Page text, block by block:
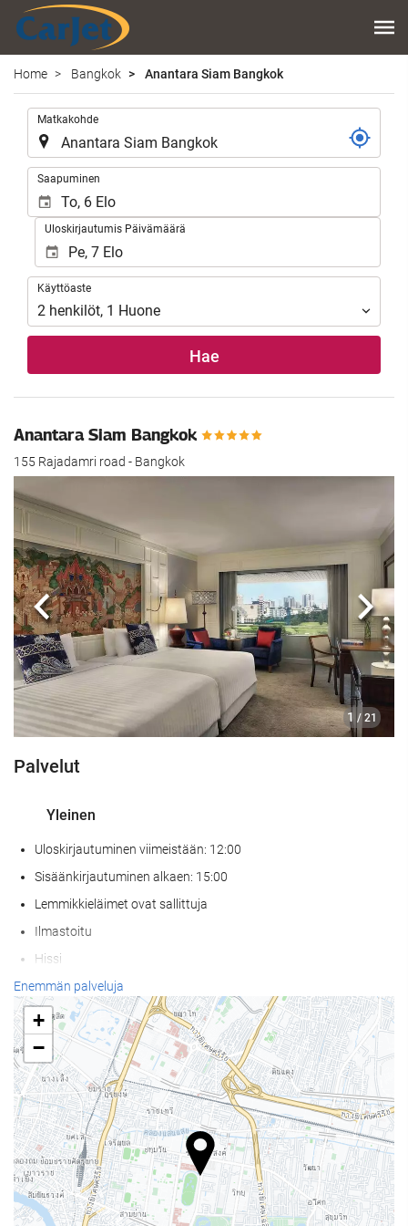
Home Bangkok Anantara Siam Bangkok
Matkakohde
Saapuminen
Uloskirjautumis Päivämäärä
Käyttöaste
Käyttöaste
2 henkilöt, 1 Huone
Hae
Anantara Siam Bangkok
155 Rajadamri road - Bangkok
1 / 21
Edellinen
Palvelut
Yleinen
Uloskirjautuminen viimeistään: 12:00
Sisäänkirjautuminen alkaen: 15:00
Lemmikkieläimet ovat sallittuja
Ilmastoitu
Hissi
Huoneissa tupakointi kielletty
Tupakointialue
Wellness
Allasbaari
Allas- ja rantapyyhkeet
Aurinkotuolit
Solarium
Kylpyläpalvelut
Enemmän palveluja
+
−